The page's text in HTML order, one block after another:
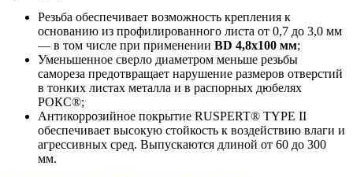
Резьба обеспечивает возможность крепления к
основанию из профилированного листа от 0,7 до 3,0 мм
— в том числе при применении BD 4,8x100 мм;
Уменьшенное сверло диаметром меньше резьбы
самореза предотвращает нарушение размеров отверстий
в тонких листах металла и в распорных дюбелях
РОКС®;
Антикоррозийное покрытие RUSPERT® TYPE II
обеспечивает высокую стойкость к воздействию влаги и
агрессивных сред. Выпускаются длиной от 60 до 300
мм.